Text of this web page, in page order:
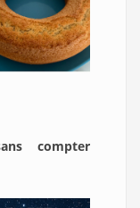
compter